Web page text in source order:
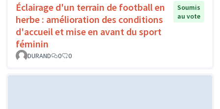
Éclairage d'un terrain de football en
herbe : amélioration des conditions
d'accueil et mise en avant du sport
féminin
Soumis
au vote
DURAND 0 0